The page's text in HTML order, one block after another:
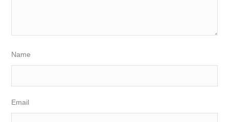
Name
Email